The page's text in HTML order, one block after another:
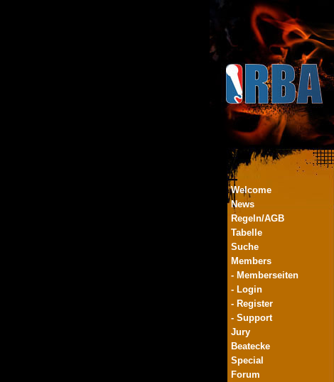
Welcome
News
Regeln/AGB
Tabelle
Suche
Members
- Memberseiten
- Login
- Register
- Support
Jury
Beatecke
Special
Forum